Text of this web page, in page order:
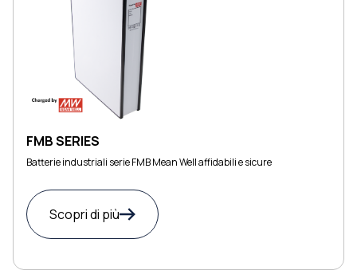
FMB SERIES
Batterie industriali serie FMB Mean Well affidabili e sicure
Scopri di più